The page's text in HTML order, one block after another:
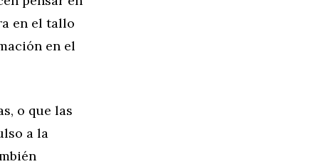
en el tallo
en el
o que las
a la